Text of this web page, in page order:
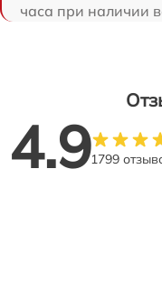
часа при наличии
4.91799